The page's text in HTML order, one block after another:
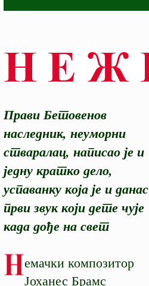
Прави Бетовенов
наследник, неуморни
стваралац, написао је и
једну кратко дело,
успаванку која је и данас
први звук који дете чује
када дође на свет
емачки композитор
Јоханес Брамс